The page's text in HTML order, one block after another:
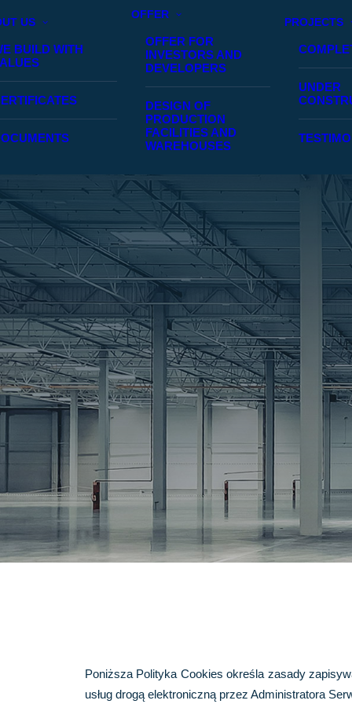
US
BUILD WITH
OFFER
OFFER FOR
INVESTORS AND
DEVELOPERS
DESIGN OF
PRODUCTION
FACILITIES AND
WAREHOUSES
PROJECTS
UNDER
Poniższa Polityka Cookies określa zasady
usług drogą elektroniczną przez Administratora